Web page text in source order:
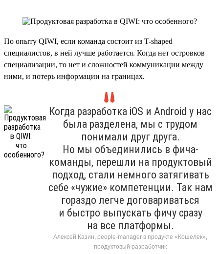
По опыту QIWI, если команда состоит из T-shaped
специалистов, в ней лучше работается. Когда нет островков
специализации, то нет и сложностей коммуникации между
ними, и потерь информации на границах.
Когда разработка iOS и Android у нас
была разделена, мы с трудом
понимали друг друга.
Но мы объединились в фича-
команды, перешли на продуктовый
подход, стали немного затягивать
себе «чужие» компетенции. Так нам
гораздо легче договариваться
и быстро выпускать фичу сразу
на все платформы.
Алексей Казин, people-manager в продукте «Кошелек»,
продуктовый разработчик